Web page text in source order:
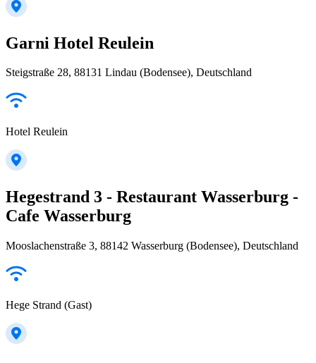
Garni Hotel Reulein
Steigstraße 28, 88131 Lindau (Bodensee), Deutschland
Hotel Reulein
Hegestrand 3 - Restaurant Wasserburg -
Cafe Wasserburg
Mooslachenstraße 3, 88142 Wasserburg (Bodensee), Deutschland
Hege Strand (Gast)